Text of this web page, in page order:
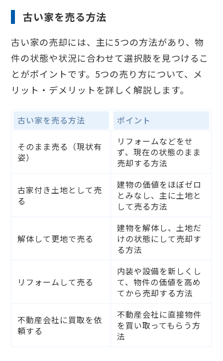
古い家を売る方法
古い家の売却には、主に5つの方法があり、物
件の状態や状況に合わせて選択肢を見つけるこ
とがポイントです。5つの売り方について、メ
リット・デメリットを詳しく解説します。
古い家を売る方法 ポイント
そのまま売る（現状有
姿）
リフォームなどをせ
ず、現在の状態のまま
売却する方法
古家付き土地として売
る
建物の価値をほぼゼロ
とみなし、主に土地と
して売る方法
解体して更地で売る
建物を解体し、土地だ
けの状態にして売却す
る方法
リフォームして売る
内装や設備を新しくし
て、物件の価値を高め
てから売却する方法
不動産会社に買取を依
頼する
不動産会社に直接物件
を買い取ってもらう方
法